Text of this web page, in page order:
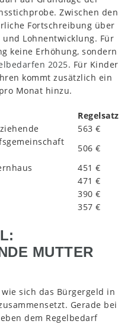
Zwischen den
Fortschreibung über
Lohnentwicklung. Für
keine Erhöhung, sondern
2025. Für Kinder
kommt zusätzlich ein
Monat hinzu.
Regelsatz
563 €
506 €
451 €
471 €
390 €
357 €
MUTTER
sich das Bürgergeld in
Gerade bei
dem Regelbedarf